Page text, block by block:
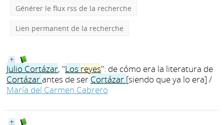
Générer le flux rss de la recherche
Lien permanent de la recherche
Julio Cortázar, "Los reyes": de cómo era la literatura de
Cortázarantes de ser Cortázar [siendo que ya lo era] /
María del Carmen Cabrero